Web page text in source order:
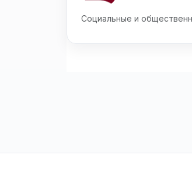
Социальные и